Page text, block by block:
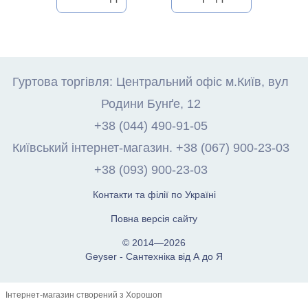
Гуртова торгівля: Центральний офіс м.Київ, вул
Родини Бунґе, 12
+38 (044) 490-91-05
Київський інтернет-магазин. +38 (067) 900-23-03
+38 (093) 900-23-03
Контакти та філії по Україні
Повна версія сайту
© 2014—2026
Geyser - Сантехніка від А до Я
Інтернет-магазин створений з Хорошоп